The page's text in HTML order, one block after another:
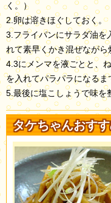
く。）
2.卵は溶きほぐしておく。
3.フライパンにサラダ油を
れて素早くかき混ぜながら
4.3にメンマを液ごとと、
を入れてパラパラになるま
5.最後に塩こしょうで味を
タケちゃんおす